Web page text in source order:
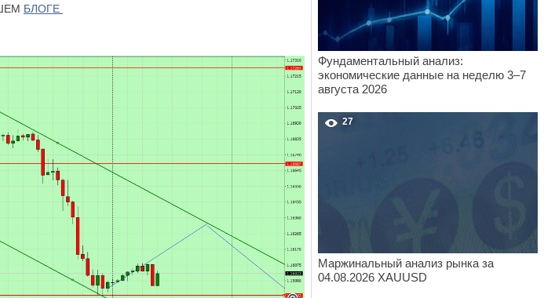
БЛОГЕ
Фундаментальный анализ:
экономические данные на неделю 3–7
августа 2026
27
Маржинальный анализ рынка за
04.08.2026 XAUUSD